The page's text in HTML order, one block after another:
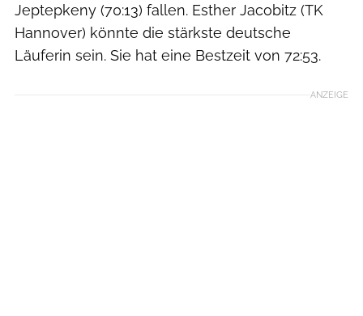
Jeptepkeny (70:13) fallen. Esther Jacobitz (TK
Hannover) könnte die stärkste deutsche
Läuferin sein. Sie hat eine Bestzeit von 72:53.
ANZEIGE